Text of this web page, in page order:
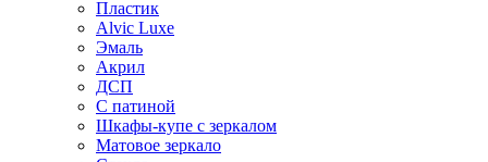
Пластик
Alvic Luxe
Эмаль
Акрил
ДСП
С патиной
Шкафы-купе с зеркалом
Матовое зеркало